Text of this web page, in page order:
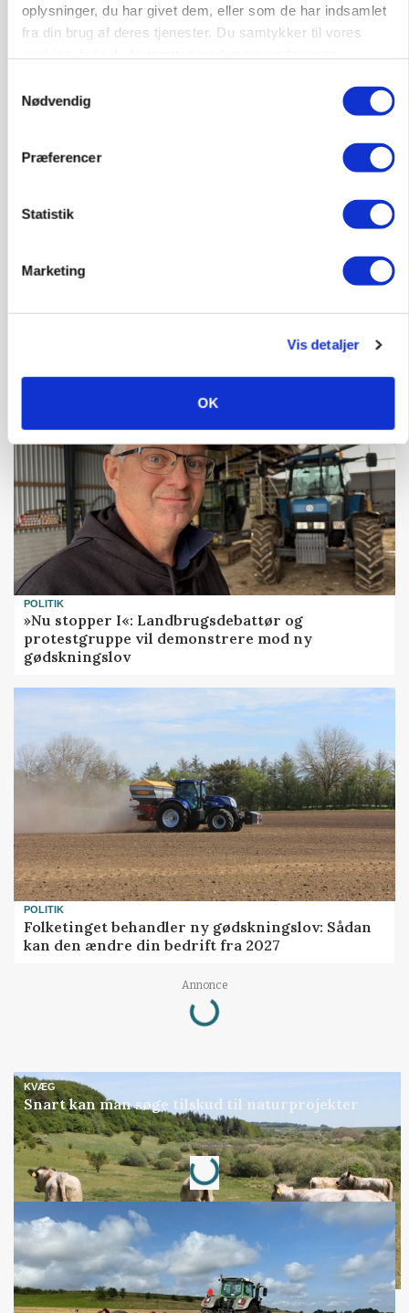
oplysninger, du har givet dem, eller som de har indsamlet
fra din brug af deres tjenester. Du samtykker til vores
Nødvendig
Præferencer
Statistik
Marketing
Vis detaljer
OK
Annonce
Loading...
BUSINESS
POLITIK
»Nu stopper I«: Landbrugsdebattør og
protestgruppe vil demonstrere mod ny
gødskningslov
POLITIK
Folketinget behandler ny gødskningslov: Sådan
kan den ændre din bedrift fra 2027
Annonce
Loading...
KVÆG
Snart kan man søge tilskud til naturprojekter
Annonce
Loading...